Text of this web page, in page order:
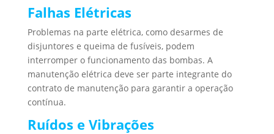
Falhas Elétricas
Problemas na parte elétrica, como desarmes de
disjuntores e queima de fusíveis, podem
interromper o funcionamento das bombas. A
manutenção elétrica deve ser parte integrante do
contrato de manutenção para garantir a operação
contínua.
Ruídos e Vibrações